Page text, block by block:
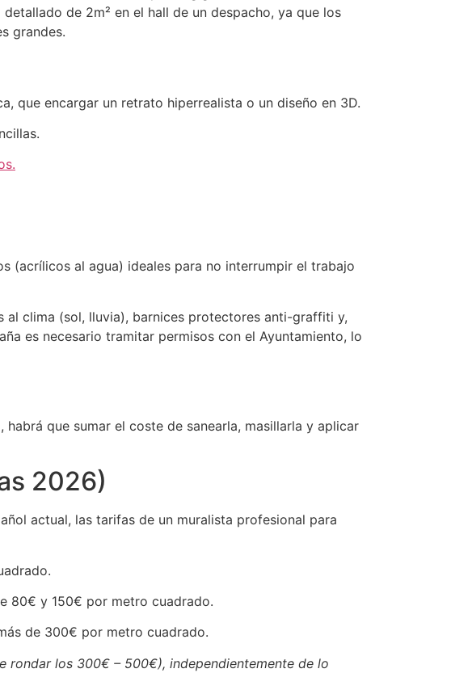
de 2m² en el hall de un despacho, ya que los
grandes.
que encargar un retrato hiperrealista o un diseño en 3D.
(acrílicos al agua) ideales para no interrumpir el trabajo
al clima (sol, lluvia), barnices protectores anti-graffiti y,
es necesario tramitar permisos con el Ayuntamiento, lo
que sumar el coste de sanearla, masillarla y aplicar
2026)
actual, las tarifas de un muralista profesional para
80€ y 150€ por metro cuadrado.
de 300€ por metro cuadrado.
rondar los 300€ – 500€), independientemente de lo